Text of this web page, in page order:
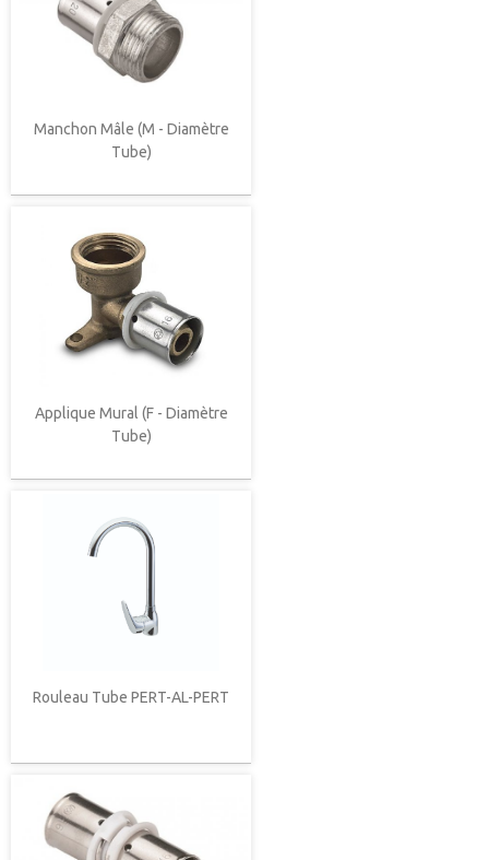
Manchon Mâle (M - Diamètre
Tube)
Applique Mural (F - Diamètre
Tube)
Rouleau Tube PERT-AL-PERT